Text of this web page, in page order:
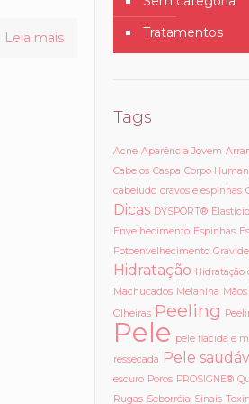
Leia mais
Tratamentos
Tags
Acne Aparência Jovem
Cabelos Caspa Corpo
cabeludo cravos e espinhas
Dicas DYSPORT®
Envelhecimento Espinhas
Fotoenvelhecimento
Hidratação Hidratação
Machucados Melanina
Olheiras Peeling
Pele pele flácida e
ressecada Pele
escuro Poros PROSIGNE®
Rugas Seborréia Sinais